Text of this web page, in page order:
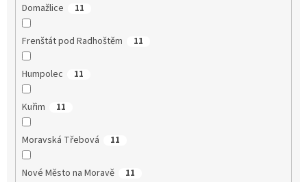
Domažlice 11
Frenštát pod Radhoštěm 11
Humpolec 11
Kuřim 11
Moravská Třebová 11
Nové Město na Moravě 11